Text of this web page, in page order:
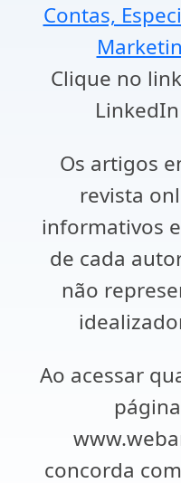
Contas,
Clique no
Os artigos
revista
informativos
de cada
não
Ao acessar
concorda